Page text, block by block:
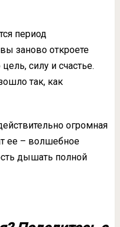
период
заново откроете
силу и счастье.
так, как
огромная
ее – волшебное
дышать полной